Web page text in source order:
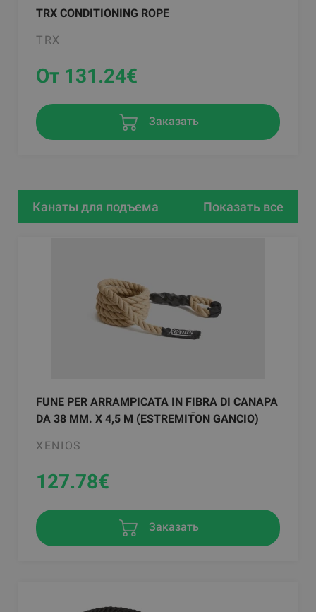
TRX CONDITIONING ROPE
TRX
От 131.24€
Заказать
Канаты для подъема Показать все
FUNE PER ARRAMPICATA IN FIBRA DI CANAPA
DA 38 MM. X 4,5 M (ESTREMITࠣON GANCIO)
XENIOS
127.78€
Заказать